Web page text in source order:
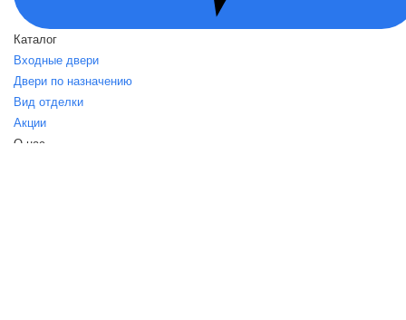
Каталог
Входные двери
Двери по назначению
Вид отделки
Акции
О нас